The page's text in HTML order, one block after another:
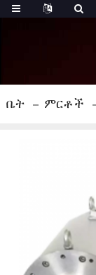
ቤት ምርቶች